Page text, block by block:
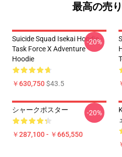
最高の売
Suicide Squad Isekai Hoodie -
Task Force X Adventure
Hoodie
￥630,750$43.5
-20%
シャークポスター
￥287,100 - ￥665,550
-20%